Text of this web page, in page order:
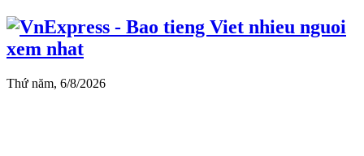
Thứ năm, 6/8/2026